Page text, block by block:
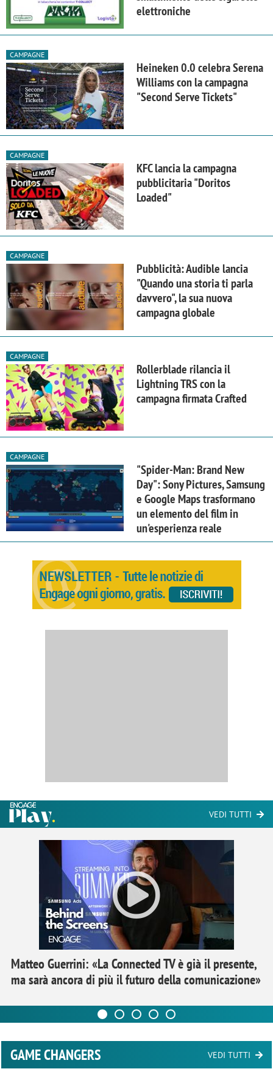
elettroniche
CAMPAGNE
Heineken 0.0 celebra Serena
Williams con la campagna
"Second Serve Tickets"
CAMPAGNE
KFC lancia la campagna
pubblicitaria "Doritos
Loaded"
CAMPAGNE
Pubblicità: Audible lancia
"Quando una storia ti parla
davvero", la sua nuova
campagna globale
CAMPAGNE
Rollerblade rilancia il
Lightning TRS con la
campagna firmata Crafted
CAMPAGNE
"Spider-Man: Brand New
Day": Sony Pictures, Samsung
e Google Maps trasformano
un elemento del film in
un'esperienza reale
VEDI TUTTI
Matteo Guerrini: «La Connected TV è già il presente,
ma sarà ancora di più il futuro della comunicazione»
GAME CHANGERS VEDI TUTTI